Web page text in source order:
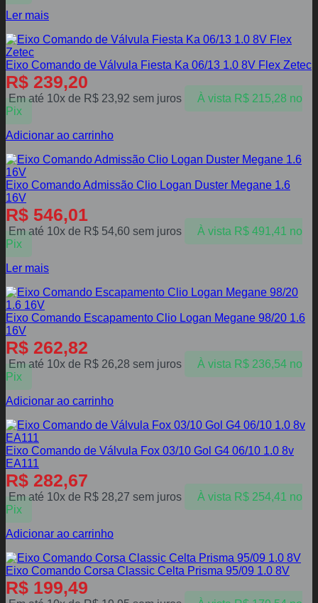
Ler mais
Eixo Comando de Válvula Fiesta Ka 06/13 1.0 8V Flex Zetec
R$ 239,20
Em até 10x de R$ 23,92 sem juros À vista R$215,28 no
Pix
Adicionar ao carrinho
Eixo Comando Admissão Clio Logan Duster Megane 1.6
16V
R$ 546,01
Em até 10x de R$ 54,60 sem juros À vista R$491,41 no
Pix
Ler mais
Eixo Comando Escapamento Clio Logan Megane 98/20 1.6
16V
R$ 262,82
Em até 10x de R$ 26,28 sem juros À vista R$236,54 no
Pix
Adicionar ao carrinho
Eixo Comando de Válvula Fox 03/10 Gol G4 06/10 1.0 8v
EA111
R$ 282,67
Em até 10x de R$ 28,27 sem juros À vista R$254,41 no
Pix
Adicionar ao carrinho
Eixo Comando Corsa Classic Celta Prisma 95/09 1.0 8V
R$ 199,49